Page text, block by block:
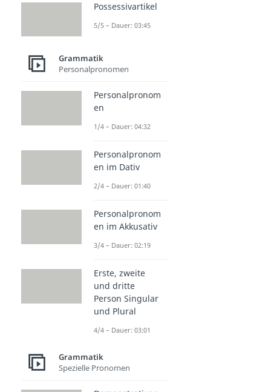
Possessivartikel
5/5 – Dauer: 03:45
Grammatik
Personalpronomen
Personalpronom
en
1/4 – Dauer: 04:32
Personalpronom
en im Dativ
2/4 – Dauer: 01:40
Personalpronom
en im Akkusativ
3/4 – Dauer: 02:19
Erste, zweite
und dritte
Person Singular
und Plural
4/4 – Dauer: 03:01
Grammatik
Spezielle Pronomen